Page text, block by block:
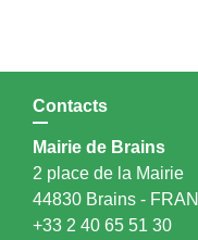
Contacts
Mairie de Brains
2 place de la Mairie
44830 Brains -
+33 2 40 65 51 30